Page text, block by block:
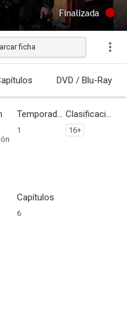
Finalizada
ficha
DVD / Blu-Ray
Temporadas
1
Clasificación por edades
16+
Capítulos
6